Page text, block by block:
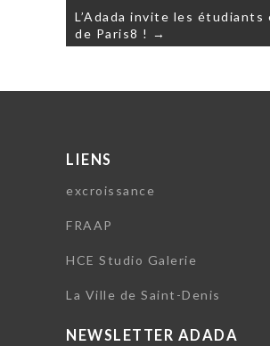
L’Adada invite les étudiants
de Paris8 ! →
LIENS
excroissance
FRAAP
HCE Studio Galerie
La Ville de Saint-Denis
NEWSLETTER ADADA